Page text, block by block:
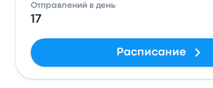
Отправлений в день
17
Расписание